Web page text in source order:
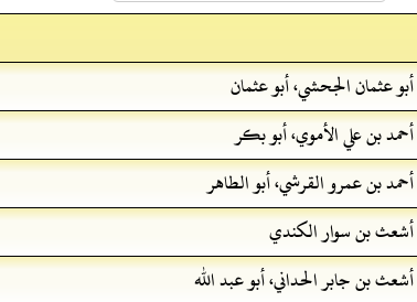
أبو عثمان الجحشي، أبو عثمان
أحمد بن علي الأموي، أبو بكر
أحمد بن عمرو القرشي، أبو الطاهر
أشعث بن سوار الكندي
أشعث بن جابر الحداني، أبو عبد الله